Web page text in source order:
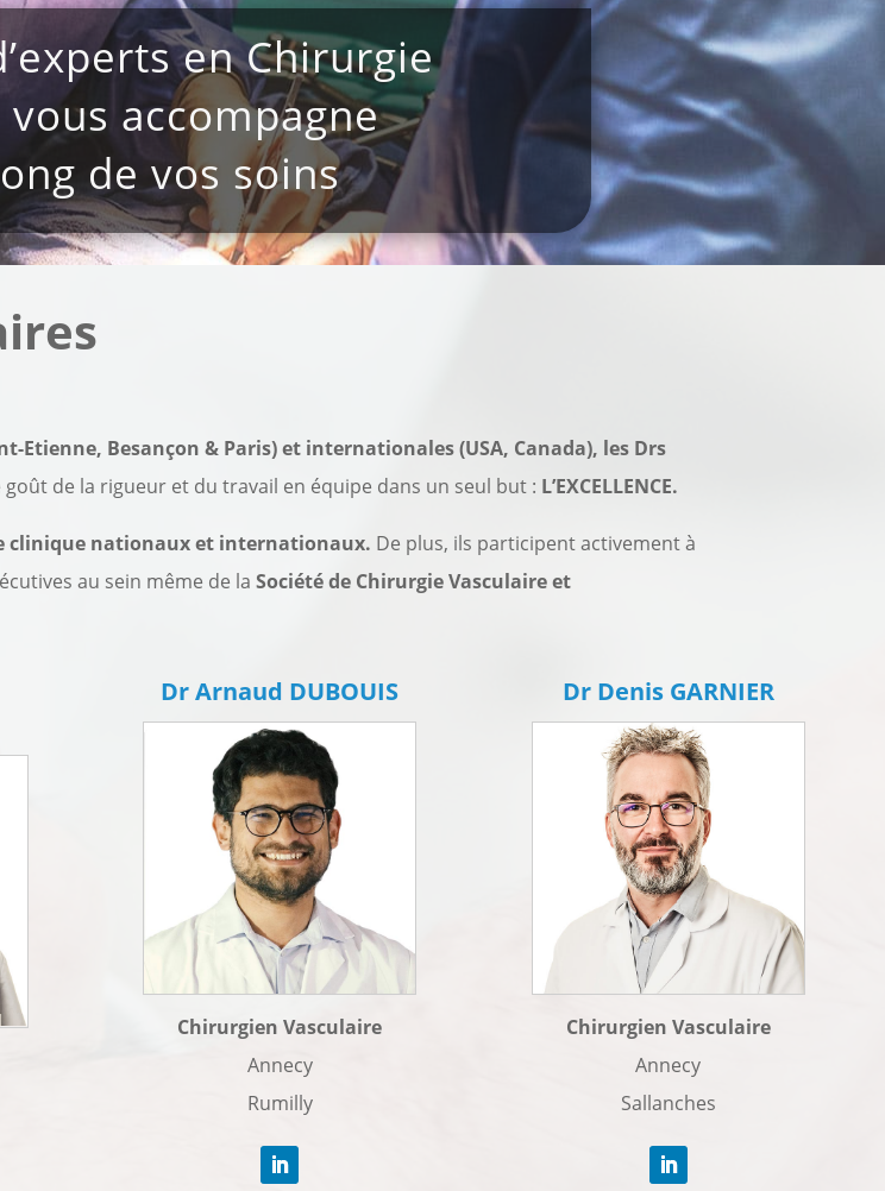
en Chirurgie
accompagne
de vos soins
Etienne, Besançon & Paris) et internationales (USA, Canada), les Drs
de la rigueur et du travail en équipe dans un seul but : L’EXCELLENCE.
clinique nationaux et internationaux. De plus, ils participent activement à
au sein même de laSociété de Chirurgie Vasculaire et
Dr Arnaud DUBOUIS
Chirurgien Vasculaire
Annecy
Rumilly
Dr Denis GARNIER
Chirurgien Vasculaire
Annecy
Sallanches